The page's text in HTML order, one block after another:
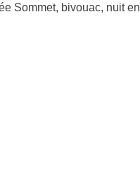
Sommet, bivouac, nuit en